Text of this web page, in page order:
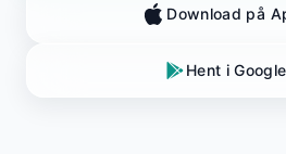
Download på
Hent i